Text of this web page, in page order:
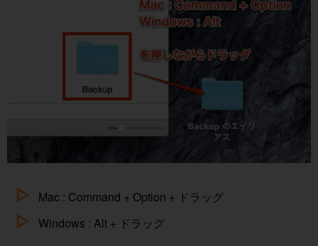
Mac : Command + Option + ドラッグ
Windows : Alt + ドラッグ